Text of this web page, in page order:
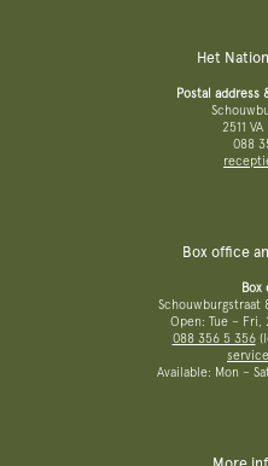
Het
Postal address
2511
088
Box office
Box
Schouwburgstraat
Open: Tue – Fri,
088 356 5 356
Available: Mon –